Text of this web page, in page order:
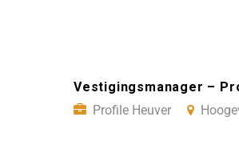
Vestigingsmanager –
Profile Heuver